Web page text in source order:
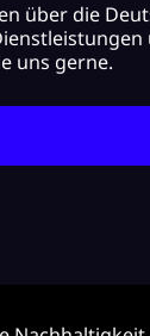
über die
uns gerne.